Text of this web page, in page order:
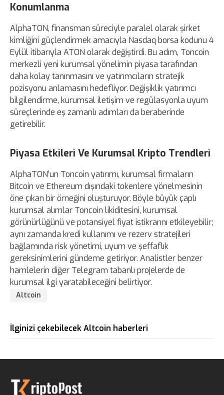
Konumlanma
AlphaTON, finansman süreciyle paralel olarak şirket
kimliğini güçlendirmek amacıyla Nasdaq borsa kodunu 4
Eylül itibarıyla ATON olarak değiştirdi. Bu adım, Toncoin
merkezli yeni kurumsal yönelimin piyasa tarafından
daha kolay tanınmasını ve yatırımcıların stratejik
pozisyonu anlamasını hedefliyor. Değişiklik yatırımcı
bilgilendirme, kurumsal iletişim ve regülasyonla uyum
süreçlerinde eş zamanlı adımları da beraberinde
getirebilir.
Piyasa Etkileri Ve Kurumsal Kripto Trendleri
AlphaTON’un Toncoin yatırımı, kurumsal firmaların
Bitcoin ve Ethereum dışındaki tokenlere yönelmesinin
öne çıkan bir örneğini oluşturuyor. Böyle büyük çaplı
kurumsal alımlar Toncoin likiditesini, kurumsal
görünürlüğünü ve potansiyel fiyat istikrarını etkileyebilir;
aynı zamanda kredi kullanımı ve rezerv stratejileri
bağlamında risk yönetimi, uyum ve şeffaflık
gereksinimlerini gündeme getiriyor. Analistler benzer
hamlelerin diğer Telegram tabanlı projelerde de
kurumsal ilgi yaratabileceğini belirtiyor.
Altcoin
İlginizi çekebilecek Altcoin haberleri